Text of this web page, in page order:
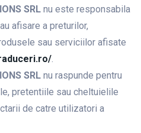
SRL nu este responsabila
afisare a preturilor,
sau serviciilor afisate
.
SRL nu raspunde pentru
pretentiile sau cheltuielile
de catre utilizatori a